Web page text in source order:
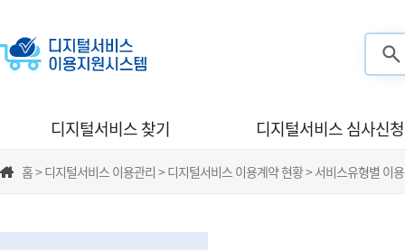
디지털서비스 찾기 디지털서비스 심사신청
홈 > 디지털서비스 이용관리 > 디지털서비스 이용계약 현황 > 서비스유형별 이